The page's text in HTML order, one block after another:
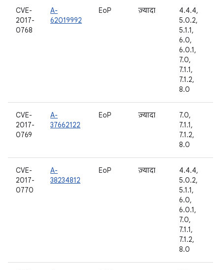
CVE-
2017-
0768
A-
62019992
EoP ज़्यादा
4.4.4,
5.0.2,
5.1.1,
6.0,
6.0.1,
7.0,
7.1.1,
7.1.2,
8.0
CVE-
2017-
0769
A-
37662122
EoP ज़्यादा
7.0,
7.1.1,
7.1.2,
8.0
CVE-
2017-
0770
A-
38234812
EoP ज़्यादा
4.4.4,
5.0.2,
5.1.1,
6.0,
6.0.1,
7.0,
7.1.1,
7.1.2,
8.0